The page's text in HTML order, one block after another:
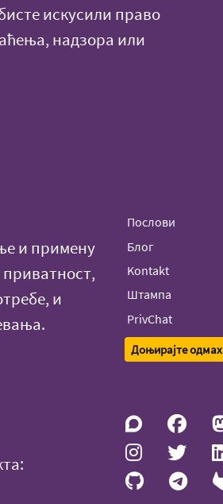
искусили право
надзора или
и примену
приватност,
и
Послови
Блог
Kontakt
Штампа
PrivChat
Доњирајте одмах